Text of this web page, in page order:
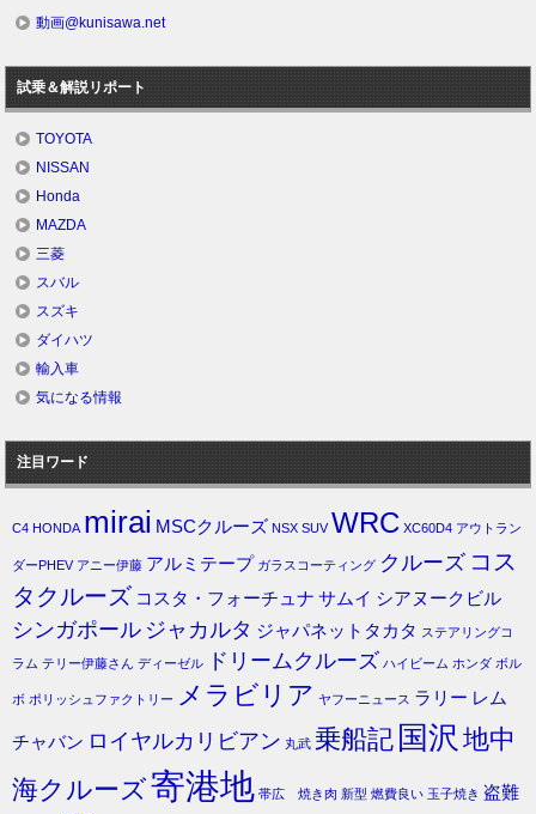
動画@kunisawa.net
試乗＆解説リポート
TOYOTA
NISSAN
Honda
MAZDA
三菱
スバル
スズキ
ダイハツ
輸入車
気になる情報
注目ワード
C4 HONDA mirai MSCクルーズ NSX SUV WRC XC60D4 アウトラン
ダーPHEV アニー伊藤 アルミテープ ガラスコーティング クルーズ コス
タクルーズ コスタ・フォーチュナ サムイ シアヌークビル
シンガポール ジャカルタ ジャパネットタカタ ステアリングコ
ラム テリー伊藤さん ディーゼル ドリームクルーズ ハイビーム ホンダ ボル
ボ ポリッシュファクトリー メラビリア ヤフーニュース ラリー レム
チャバン ロイヤルカリビアン 丸武 乗船記 国沢 地中
海クルーズ寄港地 帯広 焼き肉 新型 燃費良い 玉子焼き 盗難